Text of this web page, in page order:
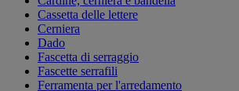
Cassetta delle lettere
Cerniera
Dado
Fascetta di serraggio
Fascette serrafili
Ferramenta per l'arredamento